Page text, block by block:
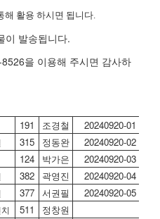
해 활용 하시면 됩니다.
이 발송됩니다.
을 이용해 주시면 감사하
191 조경철 20240920-01
315 정동완 20240920-02
124 박가은 20240920-03
382 곽영진 20240920-04
377 서권필 20240920-05
511 정창원